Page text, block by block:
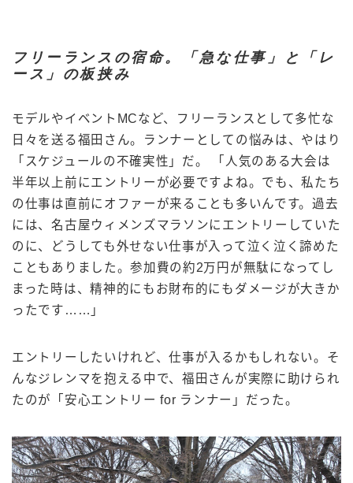
フリーランスの宿命。「急な仕事」と「レ
ース」の板挟み
モデルやイベントMCなど、フリーランスとして多忙な
日々を送る福田さん。ランナーとしての悩みは、やはり
「スケジュールの不確実性」だ。 「人気のある大会は
半年以上前にエントリーが必要ですよね。でも、私たち
の仕事は直前にオファーが来ることも多いんです。過去
には、名古屋ウィメンズマラソンにエントリーしていた
のに、どうしても外せない仕事が入って泣く泣く諦めた
こともありました。参加費の約2万円が無駄になってし
まった時は、精神的にもお財布的にもダメージが大きか
ったです……」
エントリーしたいけれど、仕事が入るかもしれない。そ
んなジレンマを抱える中で、福田さんが実際に助けられ
たのが「安心エントリー for ランナー」だった。